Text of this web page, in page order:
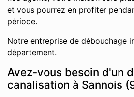
et vous pourrez en profiter
période.
Notre entreprise de débouchage
département.
Avez-vous besoin d'un
canalisation à Sannois